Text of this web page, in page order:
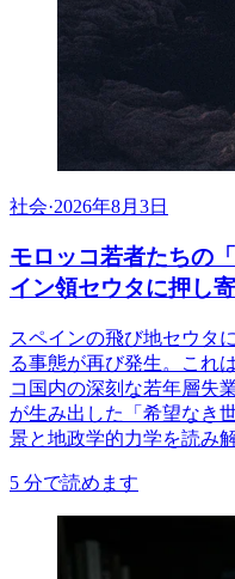
社会·2026年8月3日
モロッコ若者たちの
イン領セウタに押し
スペインの飛び地セウタ
る事態が再び発生。これ
コ国内の深刻な若年層失
が生み出した「希望なき
景と地政学的力学を読み解
5 分で読めます